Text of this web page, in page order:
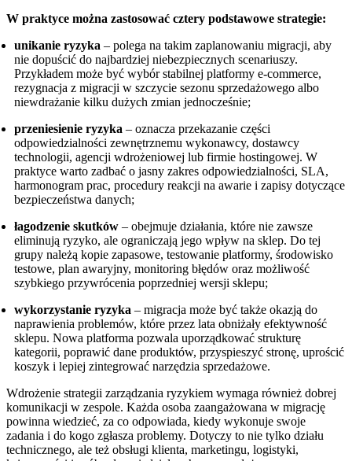
W praktyce można zastosować cztery podstawowe strategie:
unikanie ryzyka – polega na takim zaplanowaniu migracji, aby
nie dopuścić do najbardziej niebezpiecznych scenariuszy.
Przykładem może być wybór stabilnej platformy e-commerce,
rezygnacja z migracji w szczycie sezonu sprzedażowego albo
niewdrażanie kilku dużych zmian jednocześnie;
przeniesienie ryzyka – oznacza przekazanie części
odpowiedzialności zewnętrznemu wykonawcy, dostawcy
technologii, agencji wdrożeniowej lub firmie hostingowej. W
praktyce warto zadbać o jasny zakres odpowiedzialności, SLA,
harmonogram prac, procedury reakcji na awarie i zapisy dotyczące
bezpieczeństwa danych;
łagodzenie skutków – obejmuje działania, które nie zawsze
eliminują ryzyko, ale ograniczają jego wpływ na sklep. Do tej
grupy należą kopie zapasowe, testowanie platformy, środowisko
testowe, plan awaryjny, monitoring błędów oraz możliwość
szybkiego przywrócenia poprzedniej wersji sklepu;
wykorzystanie ryzyka – migracja może być także okazją do
naprawienia problemów, które przez lata obniżały efektywność
sklepu. Nowa platforma pozwala uporządkować strukturę
kategorii, poprawić dane produktów, przyspieszyć stronę, uprościć
koszyk i lepiej zintegrować narzędzia sprzedażowe.
Wdrożenie strategii zarządzania ryzykiem wymaga również dobrej
komunikacji w zespole. Każda osoba zaangażowana w migrację
powinna wiedzieć, za co odpowiada, kiedy wykonuje swoje
zadania i do kogo zgłasza problemy. Dotyczy to nie tylko działu
technicznego, ale też obsługi klienta, marketingu, logistyki,